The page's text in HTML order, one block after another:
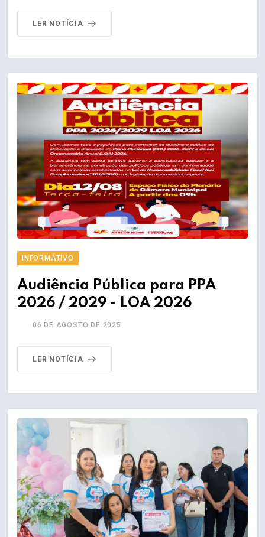
LER NOTÍCIA
INFORMATIVO
Audiência Pública para PPA
2026 / 2029 - LOA 2026
06 DE AGOSTO DE 2025
LER NOTÍCIA